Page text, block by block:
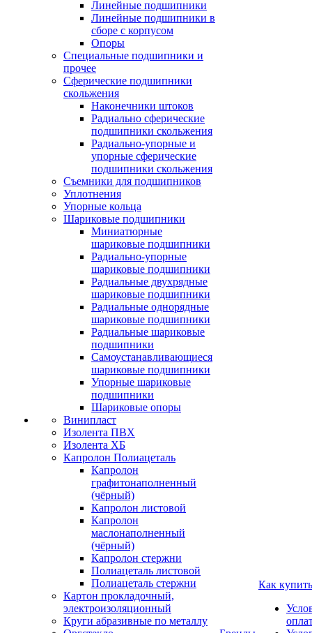
Линейные подшипники
Линейные подшипники в
сборе с корпусом
Опоры
Специальные подшипники и
прочее
Сферические подшипники
скольжения
Наконечники штоков
Радиально сферические
подшипники скольжения
Радиально-упорные и
упорные сферические
подшипники скольжения
Съемники для подшипников
Уплотнения
Упорные кольца
Шариковые подшипники
Миниатюрные
шариковые подшипники
Радиально-упорные
шариковые подшипники
Радиальные двухрядные
шариковые подшипники
Радиальные однорядные
шариковые подшипники
Радиальные шариковые
подшипники
Самоустанавливающиеся
шариковые подшипники
Упорные шариковые
подшипники
Шариковые опоры
Винипласт
Изолента ПВХ
Изолента ХБ
Капролон Полиацеталь
Капролон
графитонаполненный
(чёрный)
Капролон листовой
Капролон
маслонаполненный
(чёрный)
Капролон стержни
Полиацеталь листовой
Полиацеталь стержни
Картон прокладочный,
электроизоляционный
Круги абразивные по металлу
Как купить